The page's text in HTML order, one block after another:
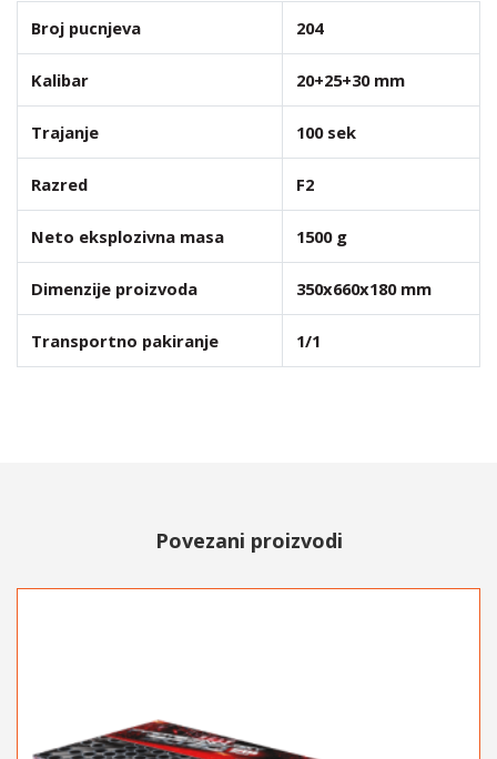
Broj pucnjeva 204
Kalibar 20+25+30 mm
Trajanje 100 sek
Razred F2
Neto eksplozivna masa 1500 g
Dimenzije proizvoda 350x660x180 mm
Transportno pakiranje 1/1
Povezani proizvodi